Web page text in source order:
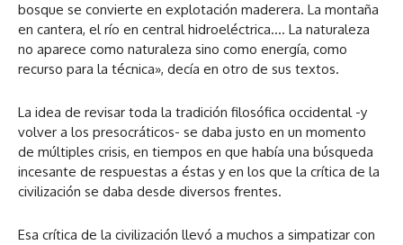
bosque se convierte en explotación maderera. La montaña
en cantera, el río en central hidroeléctrica…. La naturaleza
no aparece como naturaleza sino como energía, como
recurso para la técnica», decía en otro de sus textos.
La idea de revisar toda la tradición filosófica occidental -y
volver a los presocráticos- se daba justo en un momento
de múltiples crisis, en tiempos en que había una búsqueda
incesante de respuestas a éstas y en los que la crítica de la
civilización se daba desde diversos frentes.
Esa crítica de la civilización llevó a muchos a simpatizar con